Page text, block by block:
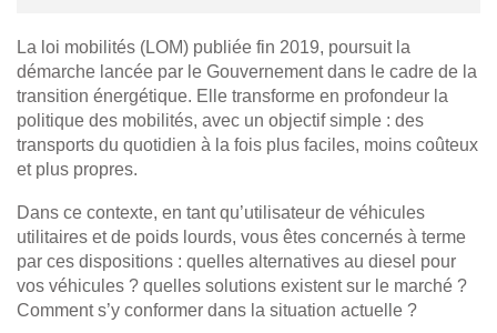
La loi mobilités (LOM) publiée fin 2019, poursuit la
démarche lancée par le Gouvernement dans le cadre de la
transition énergétique. Elle transforme en profondeur la
politique des mobilités, avec un objectif simple : des
transports du quotidien à la fois plus faciles, moins coûteux
et plus propres.
Dans ce contexte, en tant qu’utilisateur de véhicules
utilitaires et de poids lourds, vous êtes concernés à terme
par ces dispositions : quelles alternatives au diesel pour
vos véhicules ? quelles solutions existent sur le marché ?
Comment s’y conformer dans la situation actuelle ?